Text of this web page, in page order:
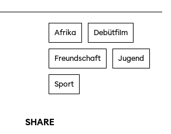
Afrika Debütfilm
Freundschaft Jugend
Sport
SHARE